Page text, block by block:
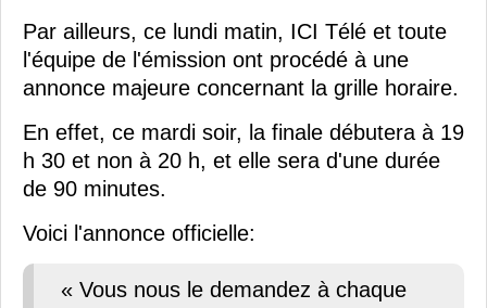
Par ailleurs, ce lundi matin, ICI Télé et toute
l'équipe de l'émission ont procédé à une
annonce majeure concernant la grille horaire.
En effet, ce mardi soir, la finale débutera à 19
h 30 et non à 20 h, et elle sera d'une durée
de 90 minutes.
Voici l'annonce officielle:
« Vous nous le demandez à chaque